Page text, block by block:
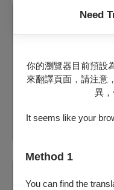
Need
你的瀏覽器目前預設
來翻譯頁面，請注意
異，
It seems like your
Method 1
You can find the
2026/8/8 (六) 16:20
府中15
剩：61